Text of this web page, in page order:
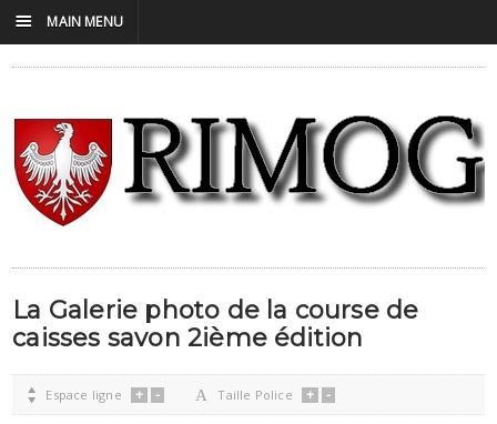
La Galerie photo de la course de
caisses savon 2ième édition
 Espace ligne + - A Taille Police + -
☰ MAIN MENU